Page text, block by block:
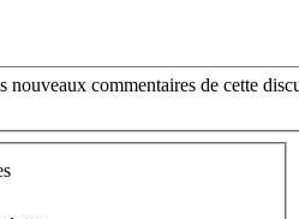
nouveaux commentaires de cette